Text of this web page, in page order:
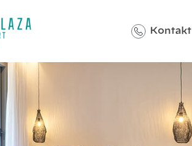
Kontakt